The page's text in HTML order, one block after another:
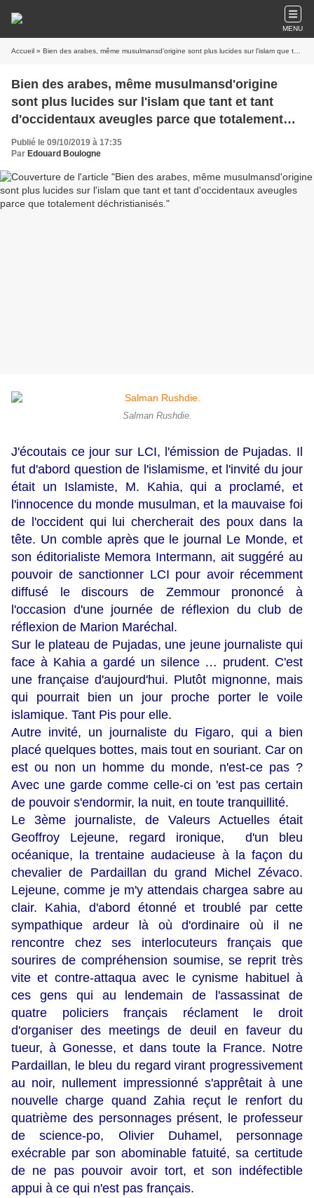
MENU
Accueil » Bien des arabes, même musulmansd'origine sont plus lucides sur l'islam que tant et tant d'occidentaux aveugles parce que totalement déchristianisés.
Bien des arabes, même musulmansd'origine
sont plus lucides sur l'islam que tant et tant
d'occidentaux aveugles parce que totalement
déchristianisés.
Publié le 09/10/2019 à 17:35
Par Edouard Boulogne
Salman Rushdie.
J'écoutais ce jour sur LCI, l'émission de Pujadas. Il
fut d'abord question de l'islamisme, et l'invité du jour
était un Islamiste, M. Kahia, qui a proclamé, et
l'innocence du monde musulman, et la mauvaise foi
de l'occident qui lui chercherait des poux dans la
tête. Un comble après que le journal Le Monde, et
son éditorialiste Memora Intermann, ait suggéré au
pouvoir de sanctionner LCI pour avoir récemment
diffusé le discours de Zemmour prononcé à
l'occasion d'une journée de réflexion du club de
réflexion de Marion Maréchal.
Sur le plateau de Pujadas, une jeune journaliste qui
face à Kahia a gardé un silence … prudent. C'est
une française d'aujourd'hui. Plutôt mignonne, mais
qui pourrait bien un jour proche porter le voile
islamique. Tant Pis pour elle.
Autre invité, un journaliste du Figaro, qui a bien
placé quelques bottes, mais tout en souriant. Car on
est ou non un homme du monde, n'est-ce pas ?
Avec une garde comme celle-ci on 'est pas certain
de pouvoir s'endormir, la nuit, en toute tranquillité.
Le 3ème journaliste, de Valeurs Actuelles était
Geoffroy Lejeune, regard ironique, d'un bleu
océanique, la trentaine audacieuse à la façon du
chevalier de Pardaillan du grand Michel Zévaco.
Lejeune, comme je m'y attendais chargea sabre au
clair. Kahia, d'abord étonné et troublé par cette
sympathique ardeur là où d'ordinaire où il ne
rencontre chez ses interlocuteurs français que
sourires de compréhension soumise, se reprit très
vite et contre-attaqua avec le cynisme habituel à
ces gens qui au lendemain de l'assassinat de
quatre policiers français réclament le droit
d'organiser des meetings de deuil en faveur du
tueur, à Gonesse, et dans toute la France. Notre
Pardaillan, le bleu du regard virant progressivement
au noir, nullement impressionné s'apprêtait à une
nouvelle charge quand Zahia reçut le renfort du
quatrième des personnages présent, le professeur
de science-po, Olivier Duhamel, personnage
exécrable par son abominable fatuité, sa certitude
de ne pas pouvoir avoir tort, et son indéfectible
appui à ce qui n'est pas français.